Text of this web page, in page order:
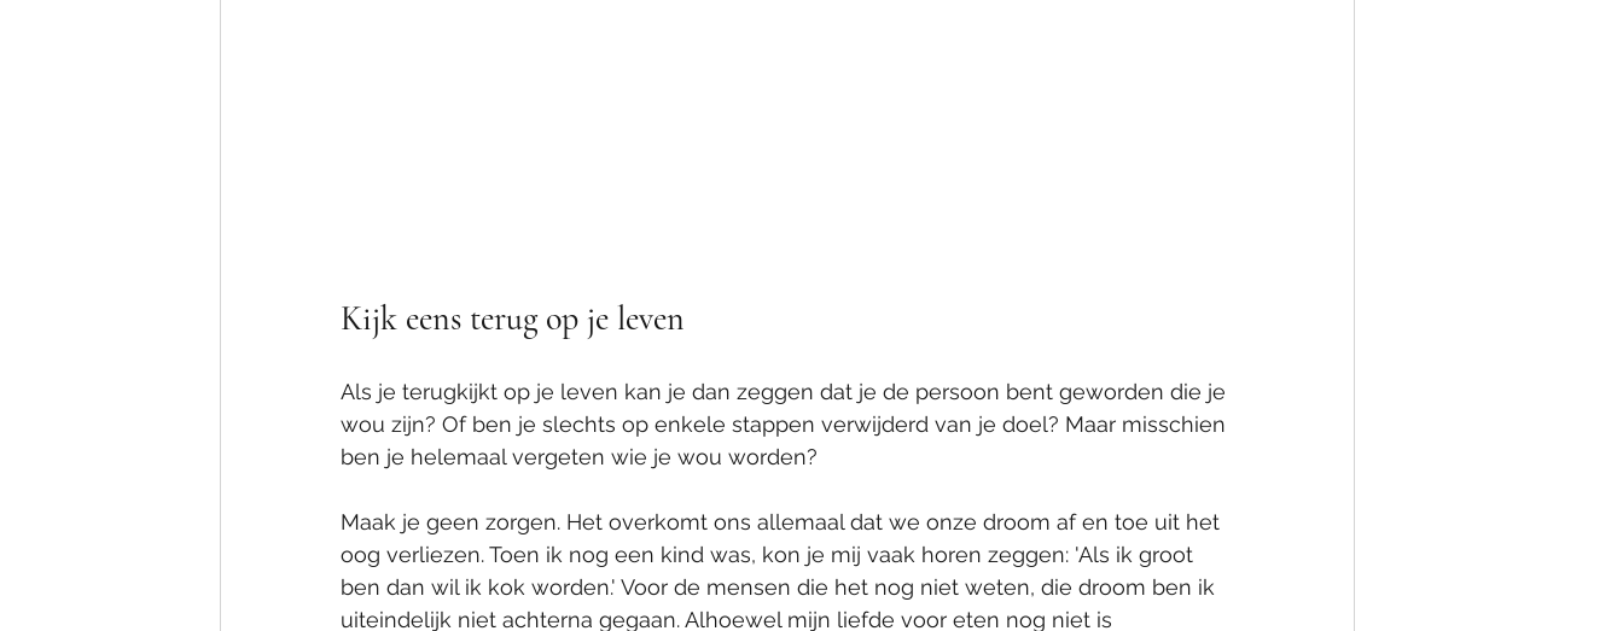
Kijk eens terug op je leven
Als je terugkijkt op je leven kan je dan zeggen dat je de persoon bent geworden die je
wou zijn? Of ben je slechts op enkele stappen verwijderd van je doel? Maar misschien
ben je helemaal vergeten wie je wou worden?
Maak je geen zorgen. Het overkomt ons allemaal dat we onze droom af en toe uit het
oog verliezen. Toen ik nog een kind was, kon je mij vaak horen zeggen: 'Als ik groot
ben dan wil ik kok worden.' Voor de mensen die het nog niet weten, die droom ben ik
uiteindelijk niet achterna gegaan. Alhoewel mijn liefde voor eten nog niet is